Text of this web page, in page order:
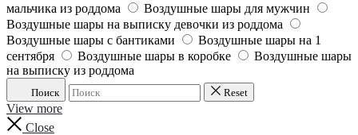
мальчика из роддома
Воздушные шары для мужчин
Воздушные шары на выписку девочки из роддома
Воздушные шары с бантиками
Воздушные шары на 1
сентября
Воздушные шары в коробке
Воздушные шары
на выписку из роддома
Поиск Reset
View more
Close